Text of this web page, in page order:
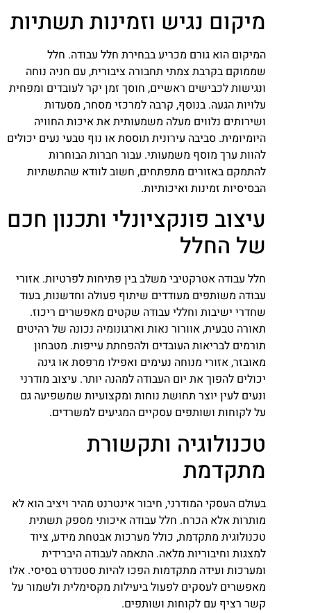
מיקום נגיש וזמינות תשתיות
המיקום הוא גורם מכריע בבחירת חלל עבודה. חלל
שממוקם בקרבת צמתי תחבורה ציבורית, עם חניה נוחה
ונגישות לכבישים ראשיים, חוסך זמן יקר לעובדים ומפחית
עלויות הגעה. בנוסף, קרבה למרכזי מסחר, מסעדות
ושירותים נלווים מעלה משמעותית את איכות החוויה
היומיומית. סביבה עירונית תוססת או נוף טבעי נעים יכולים
להוות ערך מוסף משמעותי. עבור חברות הבוחרות
להתמקם באזורים מתפתחים, חשוב לוודא שהתשתיות
הבסיסיות זמינות ואיכותיות.
עיצוב פונקציונלי ותכנון חכם
של החלל
חלל עבודה אטרקטיבי משלב בין פתיחות לפרטיות. אזורי
עבודה משותפים מעודדים שיתוף פעולה וחדשנות, בעוד
שחדרי ישיבות וחללי עבודה שקטים מאפשרים ריכוז.
תאורה טבעית, אוורור נאות וארגונומיה נכונה של רהיטים
תורמים לבריאות העובדים ולהפחתת עייפות. מטבחון
מאובזר, אזורי מנוחה נעימים ואפילו מרפסת או גינה
יכולים להפוך את יום העבודה למהנה יותר. עיצוב מודרני
ונעים לעין יוצר תחושת נוחות ומקצועיות שמשפיעה גם
על לקוחות ושותפים עסקיים המגיעים למשרדים.
טכנולוגיה ותקשורת
מתקדמת
בעולם העסקי המודרני, חיבור אינטרנט מהיר ויציב הוא לא
מותרות אלא הכרח. חלל עבודה איכותי מספק תשתית
טכנולוגית מתקדמת, כולל מערכות אבטחת מידע, ציוד
למצגות וחיבוריות מלאה. התאמה לעבודה היברידית
ומערכות ועידה מתקדמות הפכו להיות סטנדרט בסיסי. אלו
מאפשרים לעסקים לפעול ביעילות מקסימלית ולשמור על
קשר רציף עם לקוחות ושותפים.